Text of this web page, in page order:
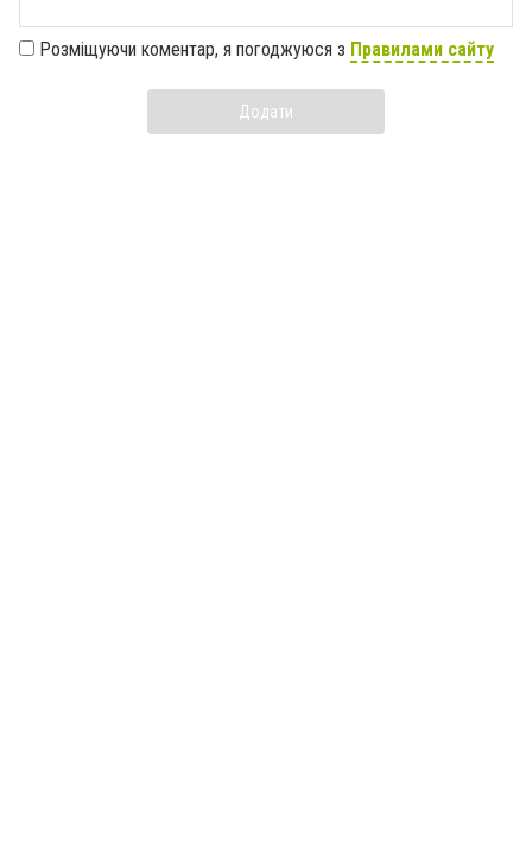
Розміщуючи коментар, я погоджуюся з Правилами сайту
Додати